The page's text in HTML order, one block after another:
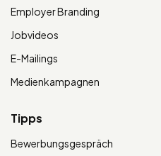
Employer Branding
Jobvideos
E-Mailings
Medienkampagnen
Tipps
Bewerbungsgespräch